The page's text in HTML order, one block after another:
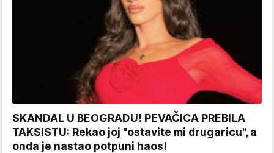
SKANDAL U BEOGRADU! PEVAČICA PREBILA
TAKSISTU: Rekao joj "ostavite mi drugaricu", a
onda je nastao potpuni haos!